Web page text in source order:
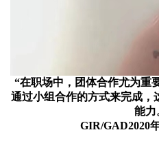
“在职场中，团体合作尤为重
通过小组合作的方式来完成，
能力
GIR/GAD2020